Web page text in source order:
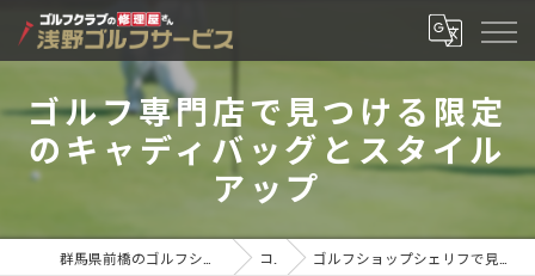
ゴルフ専門店で見つける限定
のキャディバッグとスタイル
アップ
コラム ゴルフショップシェリフで見つける理想のキャディバッグとスタイルアップ